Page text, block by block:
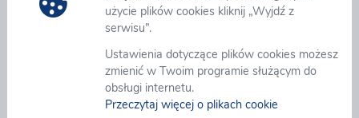
użycie plików cookies kliknij „Wyjdź z
serwisu”.
Ustawienia dotyczące plików cookies możesz
zmienić w Twoim programie służącym do
obsługi internetu.
Przeczytaj więcej o plikach cookie
indywidualne potrzeby Klientów GK eB2B zgodnie z
ustawą z dnia 4 kwietnia 2019 r. o dostępności
podmiotów publicznych. Oświadczenie w sprawie
dostępności ma zastosowanie do witryny
https://platforma.eb2b.com.pl